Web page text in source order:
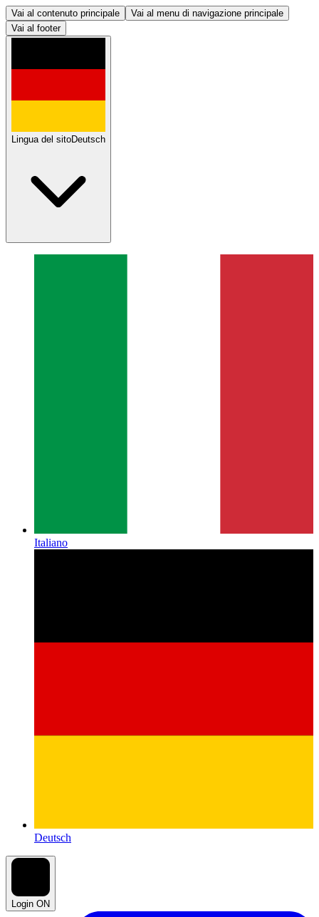
Vai al contenuto principale
Vai al menu di navigazione principale
Vai al footer
Lingua del sitoDeutsch
Italiano
Deutsch
Login ON